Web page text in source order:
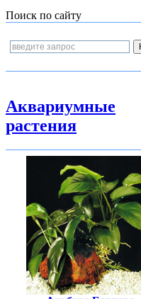
Поиск по сайту
Аквариумные
растения